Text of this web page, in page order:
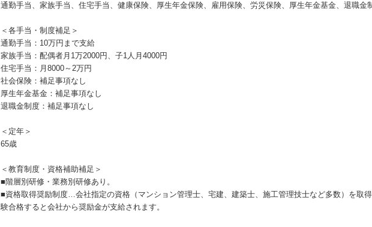
通勤手当、家族手当、住宅手当、健康保険、厚生年金保険、雇用保険、労災保険、厚生年金基金、退職金
＜各手当・制度補足＞
通勤手当：10万円まで支給
家族手当：配偶者月1万2000円、子1人月4000円
住宅手当：月8000～2万円
社会保険：補足事項なし
厚生年金基金：補足事項なし
退職金制度：補足事項なし
＜定年＞
65歳
＜教育制度・資格補助補足＞
■階層別研修・業務別研修あり。
■資格取得奨励制度…会社指定の資格（マンション管理士、宅建、建築士、施工管理技士など多数）を取
験合格すると会社から奨励金が支給されます。